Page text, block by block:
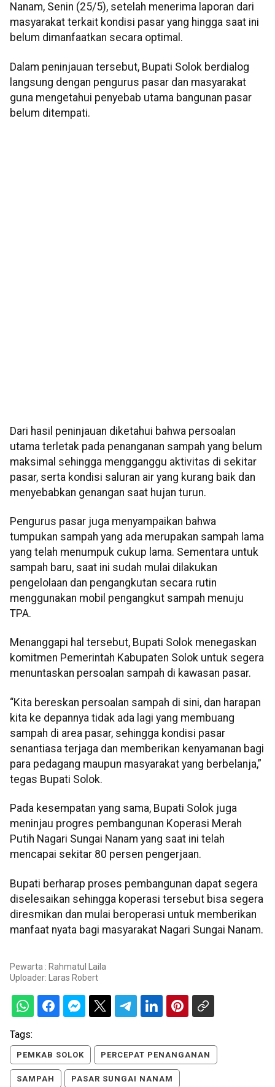
Nanam, Senin (25/5), setelah menerima laporan dari
masyarakat terkait kondisi pasar yang hingga saat ini
belum dimanfaatkan secara optimal.
Dalam peninjauan tersebut, Bupati Solok berdialog
langsung dengan pengurus pasar dan masyarakat
guna mengetahui penyebab utama bangunan pasar
belum ditempati.
Dari hasil peninjauan diketahui bahwa persoalan
utama terletak pada penanganan sampah yang belum
maksimal sehingga mengganggu aktivitas di sekitar
pasar, serta kondisi saluran air yang kurang baik dan
menyebabkan genangan saat hujan turun.
Pengurus pasar juga menyampaikan bahwa
tumpukan sampah yang ada merupakan sampah lama
yang telah menumpuk cukup lama. Sementara untuk
sampah baru, saat ini sudah mulai dilakukan
pengelolaan dan pengangkutan secara rutin
menggunakan mobil pengangkut sampah menuju
TPA.
Menanggapi hal tersebut, Bupati Solok menegaskan
komitmen Pemerintah Kabupaten Solok untuk segera
menuntaskan persoalan sampah di kawasan pasar.
“Kita bereskan persoalan sampah di sini, dan harapan
kita ke depannya tidak ada lagi yang membuang
sampah di area pasar, sehingga kondisi pasar
senantiasa terjaga dan memberikan kenyamanan bagi
para pedagang maupun masyarakat yang berbelanja,”
tegas Bupati Solok.
Pada kesempatan yang sama, Bupati Solok juga
meninjau progres pembangunan Koperasi Merah
Putih Nagari Sungai Nanam yang saat ini telah
mencapai sekitar 80 persen pengerjaan.
Bupati berharap proses pembangunan dapat segera
diselesaikan sehingga koperasi tersebut bisa segera
diresmikan dan mulai beroperasi untuk memberikan
manfaat nyata bagi masyarakat Nagari Sungai Nanam.
Pewarta : Rahmatul Laila
Uploader:
Laras Robert
Tags:
PEMKAB SOLOK PERCEPAT PENANGANAN
SAMPAH PASAR SUNGAI NANAM